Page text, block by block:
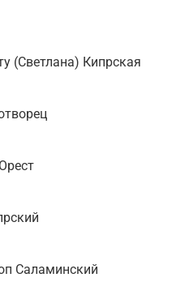
(Светлана) Кипрская
Саламинский